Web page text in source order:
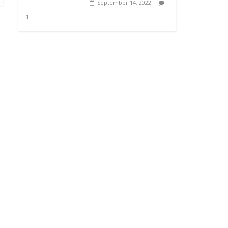
September 14, 2022
1